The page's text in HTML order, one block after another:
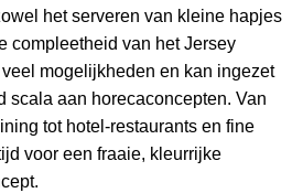
het serveren van kleine hapjes
compleetheid van het Jersey
mogelijkheden en kan ingezet
scala aan horecaconcepten. Van
tot hotel-restaurants en fine
voor een fraaie, kleurrijke